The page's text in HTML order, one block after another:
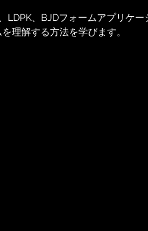
LDPK、BJDフォームアプリケ
理解する方法を学びます。